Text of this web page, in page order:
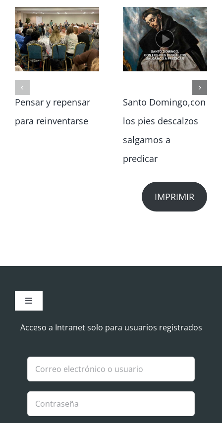
Pensar y repensar
para reinventarse
Santo Domingo,con
los pies descalzos
salgamos a
predicar
IMPRIMIR
Toggle
Aviso Legal
Política de Cookies
Política de privacidad
Acceso a Intranet solo para usuarios registrados